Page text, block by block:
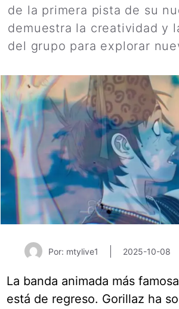
de la primera pista de su
demuestra la creatividad y
del grupo para explorar
Por: mtylive1 2025-10-08
La banda animada más
está de regreso. Gorillaz ha